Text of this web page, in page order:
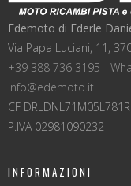
Edemoto di Ederle
Via Papa Luciani, 11,
+39 388 736 3195 -
info@edemoto.it
CF DRLDNL71M05L781R
P.IVA 02981090232
INFORMAZIONI